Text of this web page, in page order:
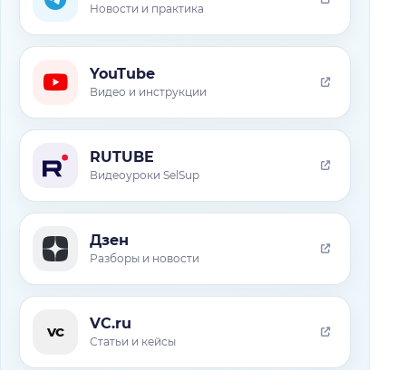
Новости и практика
YouTube
Видео и инструкции
RUTUBE
Видеоуроки SelSup
Дзен
Разборы и новости
vc VC.ru
Статьи и кейсы